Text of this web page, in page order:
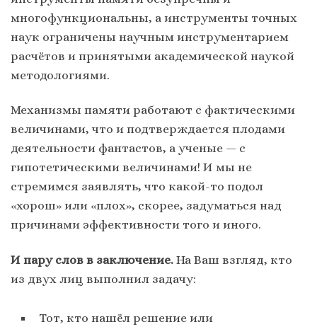
многофункциональны, а инструменты точных
наук ограничены научным инструментарием
расчётов и принятыми академической наукой
методологиями.
Механизмы памяти работают с фактическими
величинами, что и подтверждается плодами
деятельности фантастов, а ученые — с
гипотетическими величинами! И мы не
стремимся заявлять, что какой-то подол
«хорош» или «плох», скорее, задуматься над
причинами эффективности того и иного.
И пару слов в заключение. На Ваш взгляд, кто
из двух лиц выполнил задачу:
Тот, кто нашёл решение или